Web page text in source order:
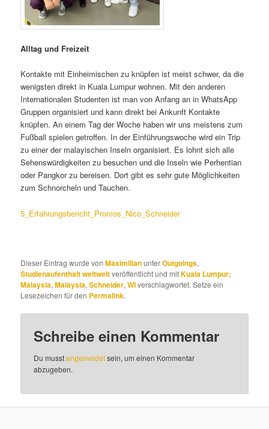
Alltag und Freizeit
Kontakte mit Einheimischen zu knüpfen ist meist schwer, da die
wenigsten direkt in Kuala Lumpur wohnen. Mit den anderen
Internationalen Studenten ist man von Anfang an in WhatsApp
Gruppen organisiert und kann direkt bei Ankunft Kontakte
knüpfen. An einem Tag der Woche haben wir uns meistens zum
Fußball spielen getroffen. In der Einführungswoche wird ein Trip
zu einer der malayischen Inseln organisiert. Es lohnt sich alle
Sehenswürdigkeiten zu besuchen und die Inseln wie Perhentian
oder Pangkor zu bereisen. Dort gibt es sehr gute Möglichkeiten
zum Schnorcheln und Tauchen.
5_Erfahrungsbericht_Promos_Nico_Schneider
Dieser Eintrag wurde vonMaximilianunterOutgoings,
Studienaufenthalt weltweitveröffentlicht und mitKuala Lumpur;
Malaysia,Malaysia,Schneider,WIverschlagwortet. Setze ein
Lesezeichen für den Permalink.
Schreibe einen Kommentar
Du musstangemeldetsein, um einen Kommentar
abzugeben.